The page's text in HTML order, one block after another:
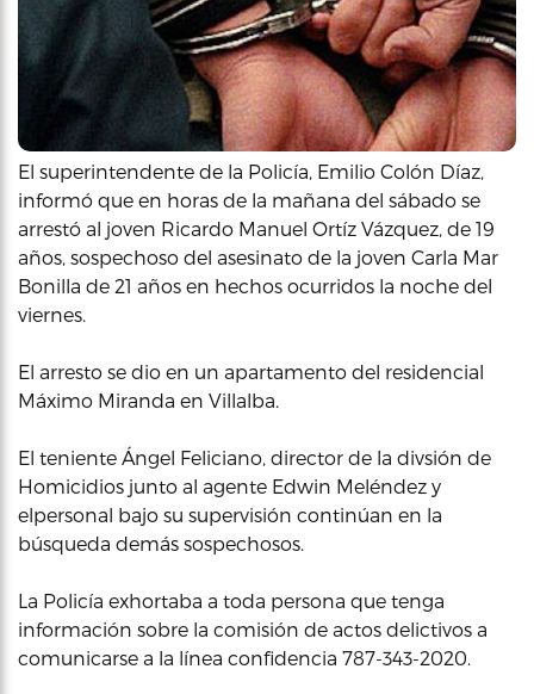
El superintendente de la Policía, Emilio Colón Díaz,
informó que en horas de la mañana del sábado se
arrestó al joven Ricardo Manuel Ortíz Vázquez, de 19
años, sospechoso del asesinato de la joven Carla Mar
Bonilla de 21 años en hechos ocurridos la noche del
viernes.
El arresto se dio en un apartamento del residencial
Máximo Miranda en Villalba.
El teniente Ángel Feliciano, director de la divsión de
Homicidios junto al agente Edwin Meléndez y
elpersonal bajo su supervisión continúan en la
búsqueda demás sospechosos.
La Policía exhortaba a toda persona que tenga
información sobre la comisión de actos delictivos a
comunicarse a la línea confidencia 787-343-2020.